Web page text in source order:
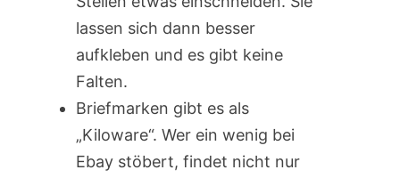
lassen sich dann besser
aufkleben und es gibt keine
Falten.
Briefmarken gibt es als
„Kiloware“. Wer ein wenig bei
Ebay stöbert, findet nicht nur